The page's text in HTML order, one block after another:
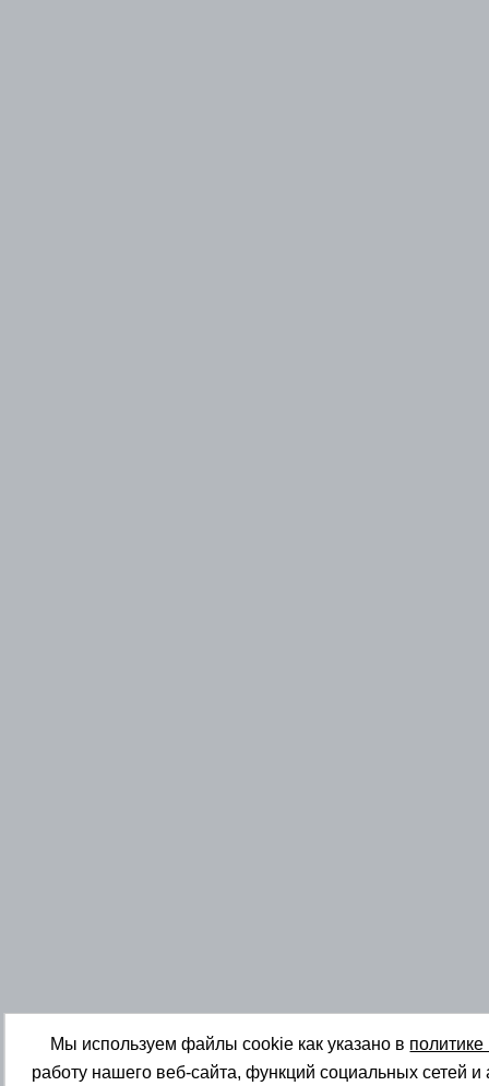
Мы используем файлы cookie как указано в
работу нашего веб-сайта, функций социальных сетей